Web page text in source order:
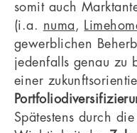
somit auch
(i.a. numa ,
gewerblichen
jedenfalls genau zu
einer
Spätestens durch